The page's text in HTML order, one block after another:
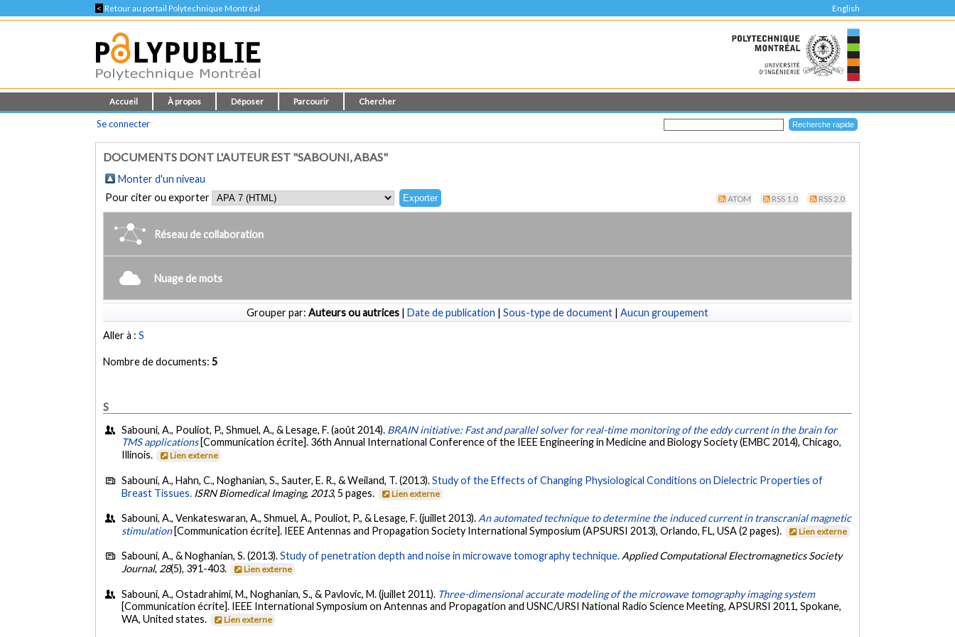
< Retour au portail Polytechnique Montréal English
Accueil À propos Déposer Parcourir Chercher
Se connecter
DOCUMENTS DONT L'AUTEUR EST "SABOUNI, ABAS"
Monter d'un niveau
Pour citer ou exporter
ATOM RSS 1.0 RSS 2.0
Réseau de collaboration
Nuage de mots
Grouper par: Auteurs ou autrices | Date de publication | Sous-type de document | Aucun groupement
Aller à :S
Nombre de documents:5
S
Sabouni, A., Pouliot, P., Shmuel, A., & Lesage, F. (août 2014). BRAIN initiative: Fast and parallel solver for real-time monitoring of the eddy current in the brain for
TMS applications [Communication écrite]. 36th Annual International Conference of the IEEE Engineering in Medicine and Biology Society (EMBC 2014), Chicago,
Illinois.
Lien externe
Sabouni, A., Hahn, C., Noghanian, S., Sauter, E. R., & Weiland, T. (2013).Study of the Effects of Changing Physiological Conditions on Dielectric Properties of
Breast Tissues. ISRN Biomedical Imaging, 2013, 5 pages. Lien externe
Sabouni, A., Venkateswaran, A., Shmuel, A., Pouliot, P., & Lesage, F. (juillet 2013). An automated technique to determine the induced current in transcranial magnetic
stimulation [Communication écrite]. IEEE Antennas and Propagation Society International Symposium (APSURSI 2013), Orlando, FL, USA (2 pages). Lien externe
Sabouni, A., & Noghanian, S. (2013).Study of penetration depth and noise in microwave tomography technique. Applied Computational Electromagnetics Society
Journal, 28(5), 391-403. Lien externe
Sabouni, A., Ostadrahimi, M., Noghanian, S., & Pavlovic, M. (juillet 2011). Three-dimensional accurate modeling of the microwave tomography imaging system
[Communication écrite]. IEEE International Symposium on Antennas and Propagation and USNC/URSI National Radio Science Meeting, APSURSI 2011, Spokane,
WA, United states.
Lien externe